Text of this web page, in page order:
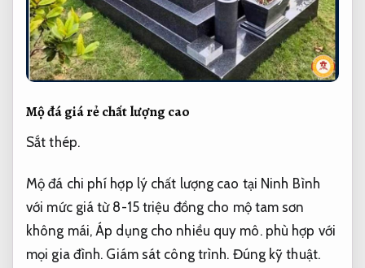
Mộ đá giá rẻ chất lượng cao
Sắt thép.
Mộ đá chi phí hợp lý chất lượng cao tại Ninh Bình
với mức giá từ 8-15 triệu đồng cho mộ tam sơn
không mái, Áp dụng cho nhiều quy mô.phù hợp với
mọi gia đình. Giám sát công trình. Đúng kỹ thuật.